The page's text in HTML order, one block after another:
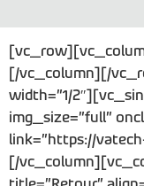
[/vc_column][/
width=”1/
img_size=”full”
link=”https://
[/
title=”Retour”